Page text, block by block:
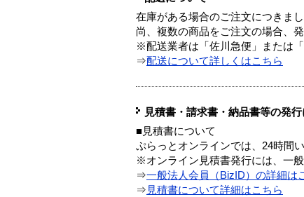
在庫がある場合のご注文につきま
尚、複数の商品をご注文の場合、
※配送業者は「佐川急便」または
⇒配送について詳しくはこちら
見積書・請求書・納品書等の発
■見積書について
ぷらっとオンラインでは、24時間
※オンライン見積書発行には、一
⇒一般法人会員（BizID）の詳細は
⇒ 見積書について詳細はこちら